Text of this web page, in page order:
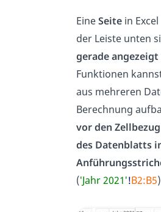
EineSeitein
der Leiste unten
gerade angezeigt
Funktionen
aus mehreren
Berechnung
vor den Zellbezug
des Datenblatts
(′Jahr 2021′!B2:B5